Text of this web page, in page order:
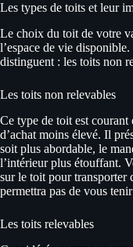
Les types de toits et leur
Le choix du toit de votre
l’espace de vie
distinguent : les toits non
Les toits non relevables
Ce type de toit est
d’achat moins élevé. Il
soit plus abordable, le
l’intérieur plus étouffant.
sur le toit pour transporter
permettra pas de vous
Les toits relevables